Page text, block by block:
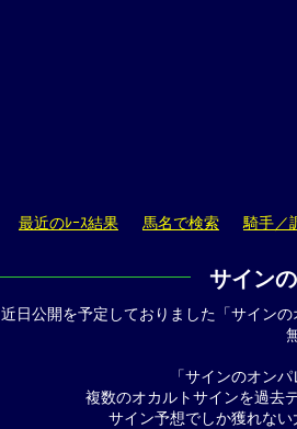
最近のﾚｰｽ結果 馬名で検索 騎手／
サイン
近日公開を予定しておりました「サイン
「サインのオン
複数のオカルトサインを過去
サイン予想でしか獲れな